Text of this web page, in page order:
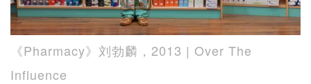
《Pharmacy》刘勃麟，2013 | Over The
Influence